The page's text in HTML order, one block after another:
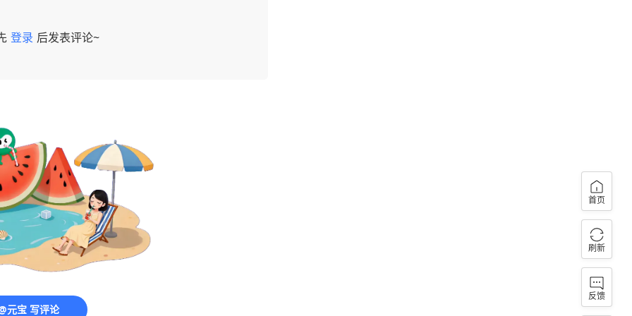
登录 后发表评论~
元宝 写评论
首页
刷新
反馈